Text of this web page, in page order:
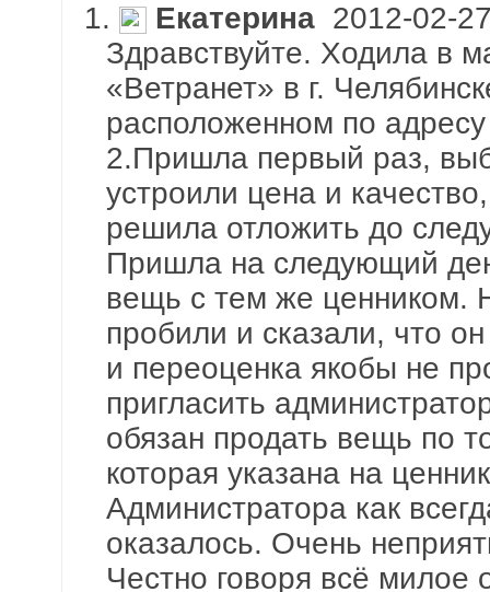
1. Екатерина 2012-02-
Здравствуйте. Ходила в
«Ветранет» в г.
расположенном по
2.Пришла первый раз,
устроили цена и
решила отложить до
Пришла на следующий
вещь с тем же ценником.
пробили и сказали, что
и переоценка якобы не
пригласить
обязан продать вещь по
которая указана на
Администратора как
оказалось. Очень
Честно говоря всё милое